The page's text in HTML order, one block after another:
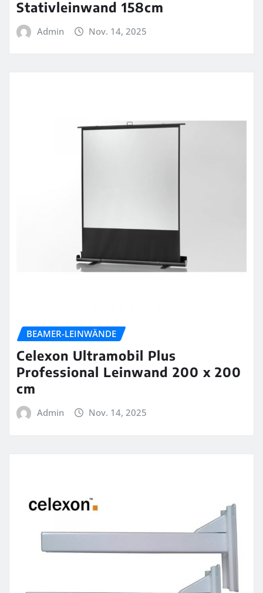
Stativleinwand 158cm
Admin Nov. 14, 2025
BEAMER-LEINWÄNDE
Celexon Ultramobil Plus
Professional Leinwand 200 x 200
cm
Admin Nov. 14, 2025